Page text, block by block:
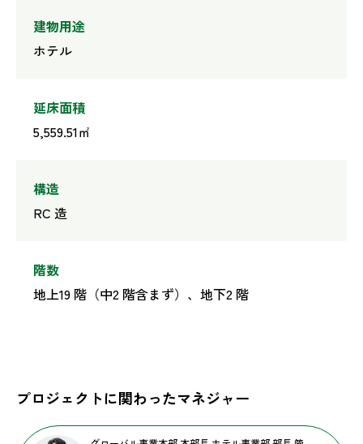
建物用途
ホテル
延床面積
5,559.51㎡
構造
RC 造
階数
地上19 階（中2 階含まず）、地下2 階
プロジェクトに関わったマネジャー